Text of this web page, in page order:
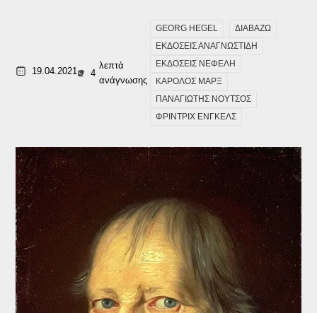
19.04.2021 4
λεπτά
ανάγνωσης
GEORG HEGEL
ΔΙΑΒΑΖΩ
ΕΚΔΟΣΕΙΣ ΑΝΑΓΝΩΣΤΙΔΗ
ΕΚΔΟΣΕΙΣ ΝΕΦΕΛΗ
ΚΑΡΟΛΟΣ ΜΑΡΞ
ΠΑΝΑΓΙΩΤΗΣ ΝΟΥΤΣΟΣ
ΦΡΙΝΤΡΙΧ ΕΝΓΚΕΛΣ